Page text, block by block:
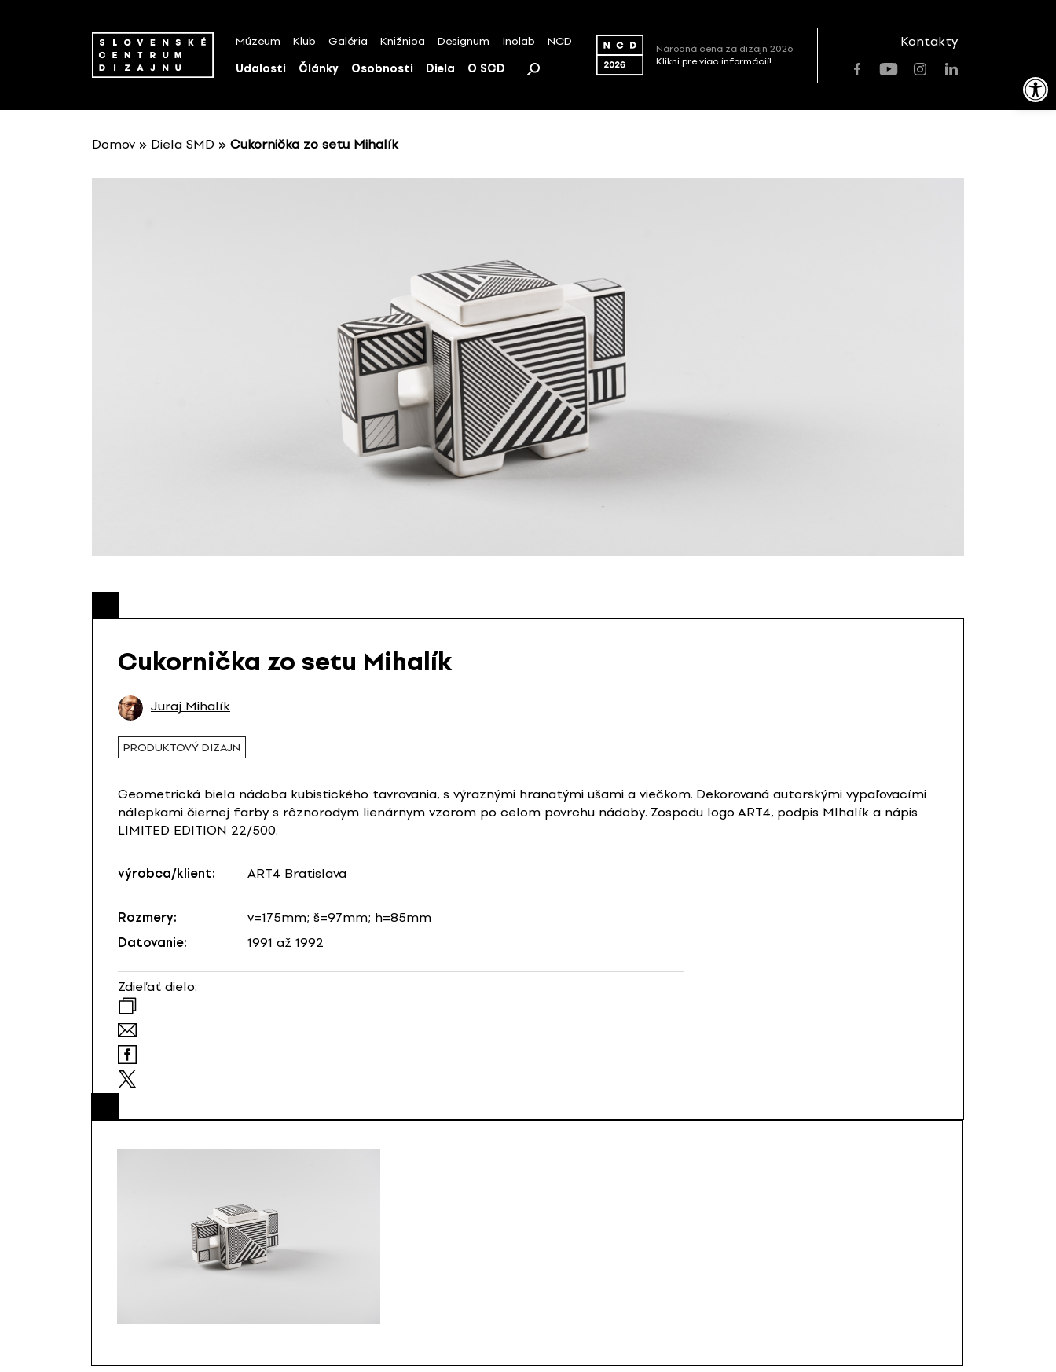
Open toolbar
Múzeum Klub Galéria Knižnica Designum Inolab NCD
Udalosti Články Osobnosti Diela O SCD
Národná cena za dizajn 2026
Klikni pre viac informácií!
Kontakty
Domov » Diela SMD » Cukornička zo setu Mihalík
Cukornička zo setu Mihalík
Juraj Mihalík
PRODUKTOVÝ DIZAJN
Geometrická biela nádoba kubistického tavrovania, s výraznými hranatými ušami a viečkom. Dekorovaná autorskými vypaľovacími
nálepkami čiernej farby s rôznorodym lienárnym vzorom po celom povrchu nádoby. Zospodu logo ART4, podpis MIhalík a nápis
LIMITED EDITION 22/500.
výrobca/klient: ART4 Bratislava
Rozmery:
v=175mm; š=97mm; h=85mm
Datovanie:
1991 až 1992
Zdieľať dielo: